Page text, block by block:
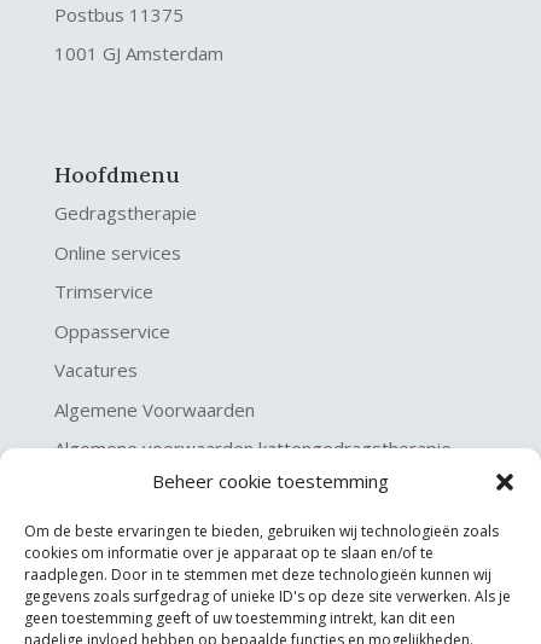
Beheer cookie toestemming
Om de beste ervaringen te bieden, gebruiken wij technologieën zoals
cookies om informatie over je apparaat op te slaan en/of te
raadplegen. Door in te stemmen met deze technologieën kunnen wij
gegevens zoals surfgedrag of unieke ID's op deze site verwerken. Als je
geen toestemming geeft of uw toestemming intrekt, kan dit een
nadelige invloed hebben op bepaalde functies en mogelijkheden.
Postbus 11375
1001 GJ Amsterdam
Hoofdmenu
Gedragstherapie
Online services
Trimservice
Oppasservice
Vacatures
Algemene Voorwaarden
Algemene voorwaarden kattengedragstherapie
Privacy verklaring
Disclaimer & Copyright